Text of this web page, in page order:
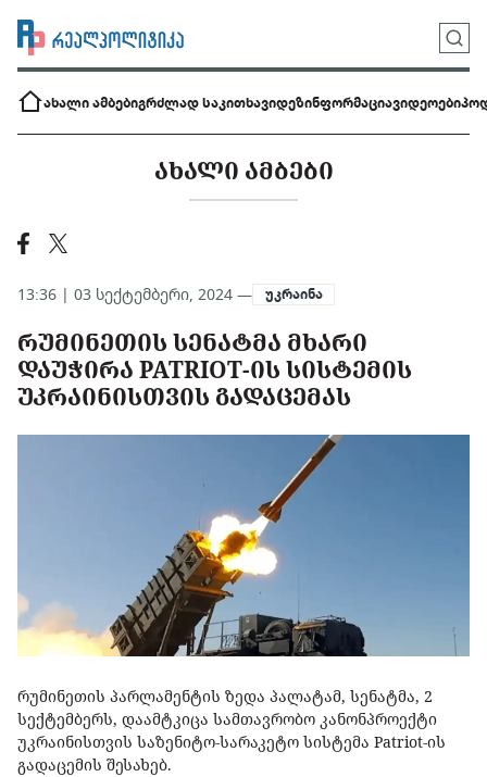
ახალი ამბებიგრძლად საკითხავიდეზინფორმაციავიდეოები
ᲐᲮᲐᲚᲘ ᲐᲛᲑᲔᲑᲘ
13:36 | 03 სექტემბერი, 2024 — უკრაინა
ᲠᲣᲛᲘᲜᲔᲗᲘᲡ ᲡᲔᲜᲐᲢᲛᲐ ᲛᲮᲐᲠᲘ
ᲓᲐᲣᲭᲘᲠᲐ PATRIOT-ᲘᲡ ᲡᲘᲡᲢᲔᲛᲘᲡ
ᲣᲙᲠᲐᲘᲜᲘᲡᲗᲕᲘᲡ ᲒᲐᲓᲐᲪᲔᲛᲐᲡ
რუმინეთის პარლამენტის ზედა პალატამ, სენატმა, 2
სექტემბერს, დაამტკიცა სამთავრობო კანონპროექტი
უკრაინისთვის საზენიტო-სარაკეტო სისტემა Patriot-ის
გადაცემის შესახებ.